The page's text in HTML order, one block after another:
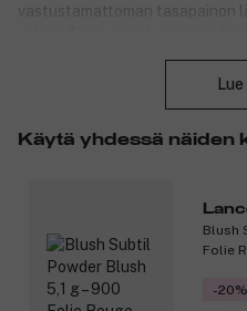
vastustamattoman tasapainon
Pullo on kimaltava couture-
glamuurille ja loputtomille öille.
tuoksu modernille, rohkealle
glamouria kuin mystiikkaa.
Tuotenumero:
Käytä yhdessä näiden
Blush
Folie
-20%